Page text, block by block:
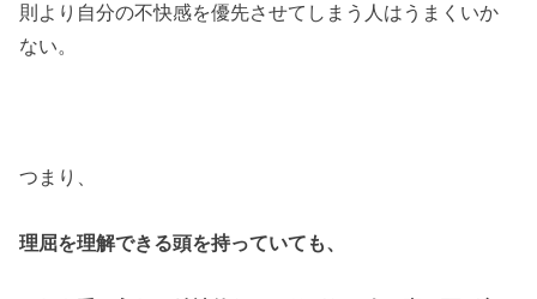
則より自分の不快感を優先させてしまう人はうまくいか
ない。
つまり、
理屈を理解できる頭を持っていても、